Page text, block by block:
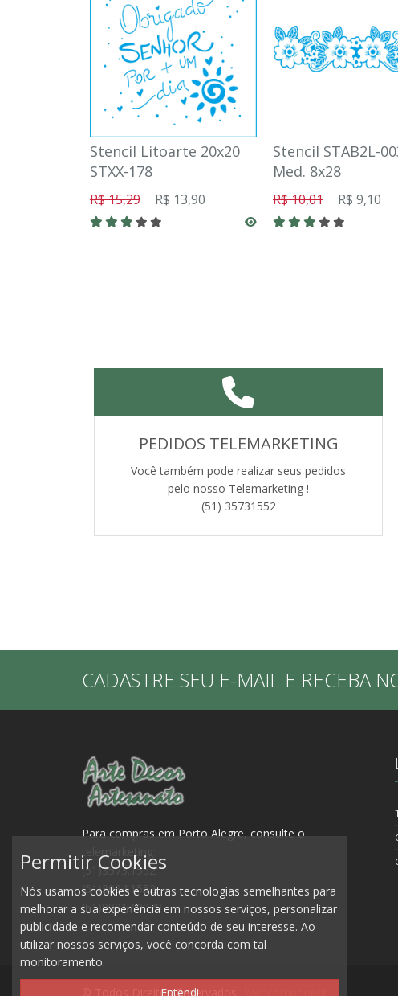
Stencil Litoarte 20x20
STXX-178
R$ 15,29 R$ 13,90
Stencil STAB2L-
Med. 8x28
R$ 10,01 R$ 9,10
PEDIDOS TELEMARKETING
Você também pode realizar seus pedidos
pelo nosso Telemarketing !
(51) 35731552
CADASTRE SEU E-MAIL E RECEBA
Para compras em Porto Alegre, consulte o
telemarketing:
(51)3573.1552
(51)3084.1552
(51)99917.0979
© Todos Direitos Reservados.
Permitir Cookies
Nós usamos cookies e outras tecnologias semelhantes para
melhorar a sua experiência em nossos serviços, personalizar
publicidade e recomendar conteúdo de seu interesse. Ao
utilizar nossos serviços, você concorda com tal
monitoramento.
Entendi